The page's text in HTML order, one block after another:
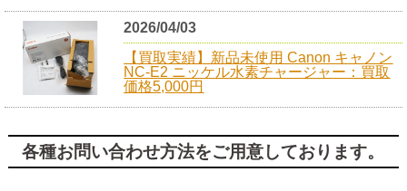
2026/04/03
【買取実績】新品未使用 Canon キャノン
NC-E2 ニッケル水素チャージャー：買取
価格5,000円
各種お問い合わせ方法をご用意しております。